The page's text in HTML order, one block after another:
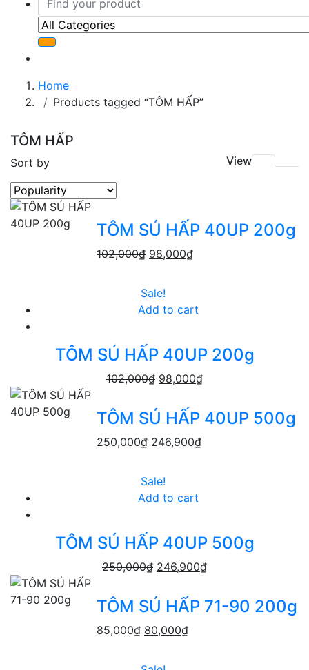
Home
Products tagged “TÔM HẤP”
TÔM HẤP
Sort by View
TÔM SÚ HẤP 40UP 200g
102,000₫ 98,000₫
Sale!
Add to cart
TÔM SÚ HẤP 40UP 200g
102,000₫ 98,000₫
TÔM SÚ HẤP 40UP 500g
250,000₫ 246,900₫
Sale!
Add to cart
TÔM SÚ HẤP 40UP 500g
250,000₫ 246,900₫
TÔM SÚ HẤP 71-90 200g
85,000₫ 80,000₫